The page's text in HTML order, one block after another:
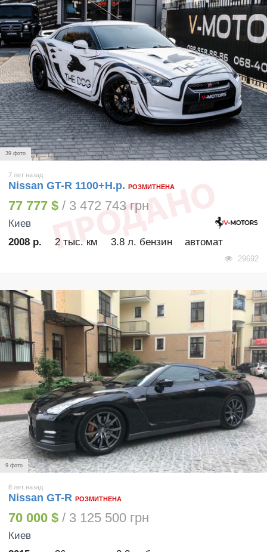
39 фото
7 лет назад
Nissan GT-R 1100+H.p. РОЗМИТНЕНА
77 777 $ / 3 472 743 грн
Киев
2008 р.
2 тыс. км 3.8 л. бензин автомат
29692
9 фото
8 лет назад
Nissan GT-R РОЗМИТНЕНА
70 000 $ / 3 125 500 грн
Киев